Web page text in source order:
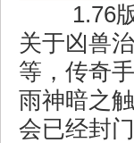
1.76
关于凶兽
等，传奇
雨神暗之
会已经封